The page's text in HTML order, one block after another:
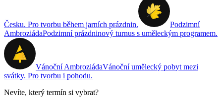
Česku. Pro tvorbu během jarních prázdnin.
Podzimní
AmbroziádaPodzimní prázdninový turnus s uměleckým programem.
Vánoční AmbroziádaVánoční umělecký pobyt mezi
svátky. Pro tvorbu i pohodu.
Nevíte, který termín si vybrat?